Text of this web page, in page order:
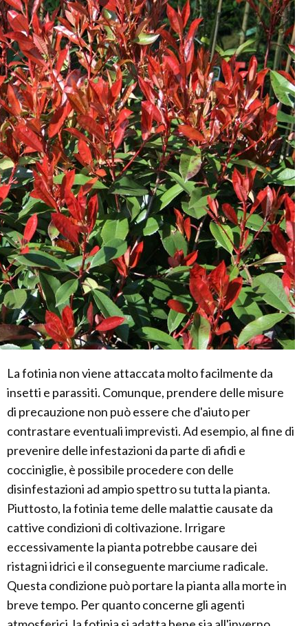
La fotinia non viene attaccata molto facilmente da
insetti e parassiti. Comunque, prendere delle misure
di precauzione non può essere che d'aiuto per
contrastare eventuali imprevisti. Ad esempio, al fine di
prevenire delle infestazioni da parte di afidi e
cocciniglie, è possibile procedere con delle
disinfestazioni ad ampio spettro su tutta la pianta.
Piuttosto, la fotinia teme delle malattie causate da
cattive condizioni di coltivazione. Irrigare
eccessivamente la pianta potrebbe causare dei
ristagni idrici e il conseguente marciume radicale.
Questa condizione può portare la pianta alla morte in
breve tempo. Per quanto concerne gli agenti